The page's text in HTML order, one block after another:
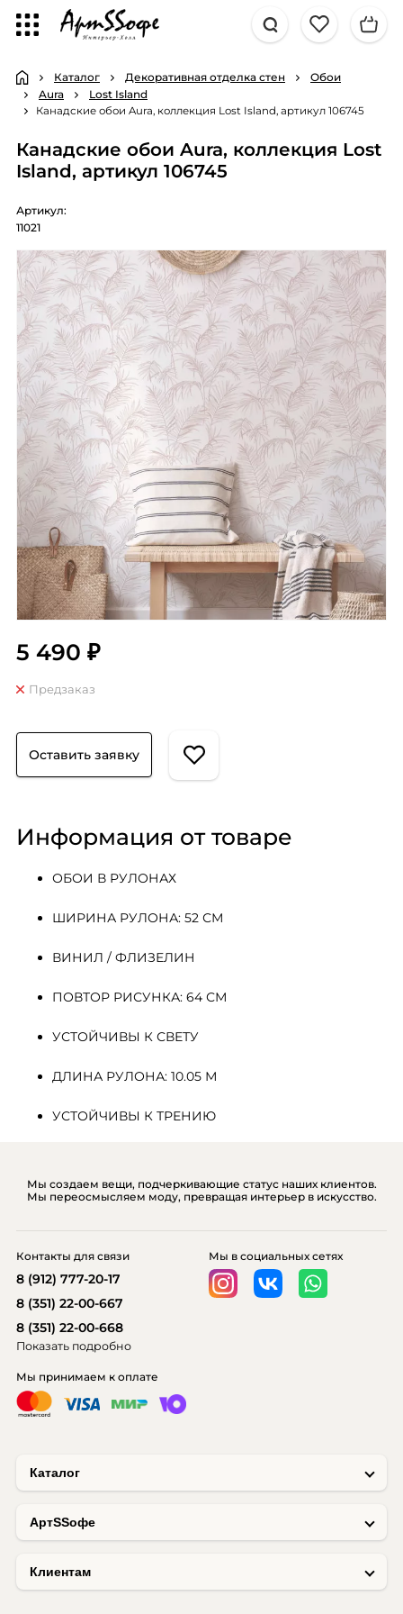
Каталог Декоративная отделка стен
Обои
Aura
Lost Island
Канадские обои Aura, коллекция Lost Island, артикул 106745
Канадские обои Aura, коллекция Lost
Island, артикул 106745
Артикул:
11021
5 490 ₽
Предзаказ
Оставить заявку
Информация от товаре
ОБОИ В РУЛОНАХ
ШИРИНА РУЛОНА: 52 СМ
ВИНИЛ / ФЛИЗЕЛИН
ПОВТОР РИСУНКА: 64 СМ
УСТОЙЧИВЫ К СВЕТУ
ДЛИНА РУЛОНА: 10.05 М
УСТОЙЧИВЫ К ТРЕНИЮ
Мы создаем вещи, подчеркивающие статус наших клиентов.
Мы переосмысляем моду, превращая интерьер в искусство.
Каталог
AртSSофе
Клиентам
Мы принимаем к оплате
Мы в социальных сетях
Контакты для связи
8 (912) 777-20-17
8 (351) 22-00-667
8 (351) 22-00-668
Показать подробно